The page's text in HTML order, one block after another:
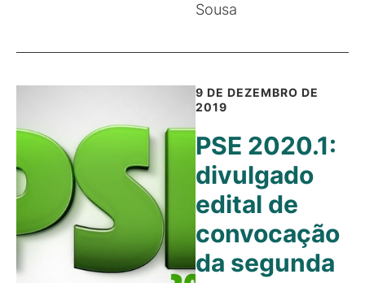
Sousa
9 DE DEZEMBRO DE
2019
PSE 2020.1:
divulgado
edital de
convocação
da segunda